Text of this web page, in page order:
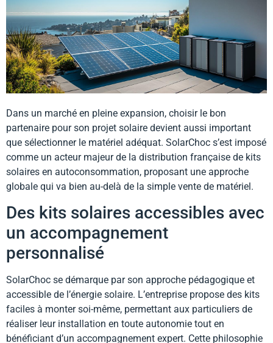
Dans un marché en pleine expansion, choisir le bon
partenaire pour son projet solaire devient aussi important
que sélectionner le matériel adéquat. SolarChoc s’est imposé
comme un acteur majeur de la distribution française de kits
solaires en autoconsommation, proposant une approche
globale qui va bien au-delà de la simple vente de matériel.
Des kits solaires accessibles avec
un accompagnement
personnalisé
SolarChoc se démarque par son approche pédagogique et
accessible de l’énergie solaire. L’entreprise propose des kits
faciles à monter soi-même, permettant aux particuliers de
réaliser leur installation en toute autonomie tout en
bénéficiant d’un accompagnement expert. Cette philosophie